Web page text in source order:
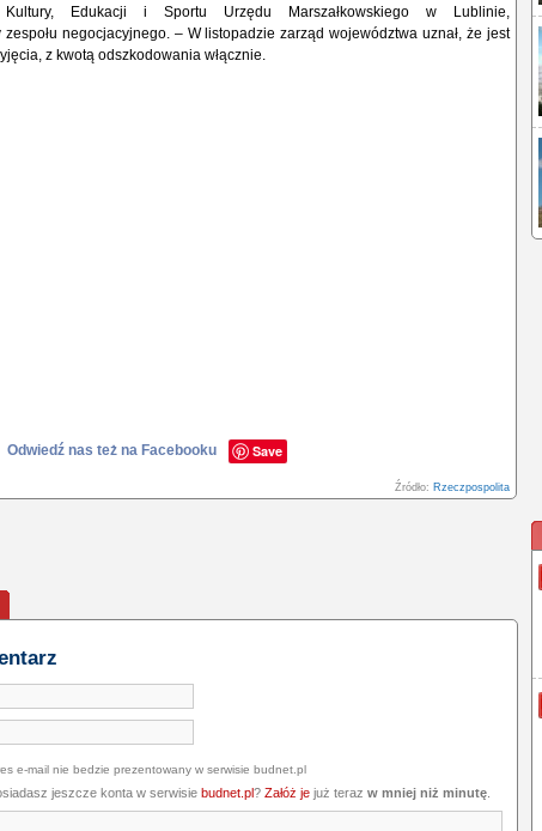
Kultury, Edukacji i Sportu Urzędu Marszałkowskiego w Lublinie,
negocjacyjnego. – W listopadzie zarząd województwa uznał, że jest
z kwotą odszkodowania włącznie.
Odwiedź nas też na Facebooku Save
Źródło: Rzeczpospolita
e-mail nie bedzie prezentowany w serwisie budnet.pl
jeszcze konta w serwisie budnet.pl? Załóż je już teraz w mniej niż minutę